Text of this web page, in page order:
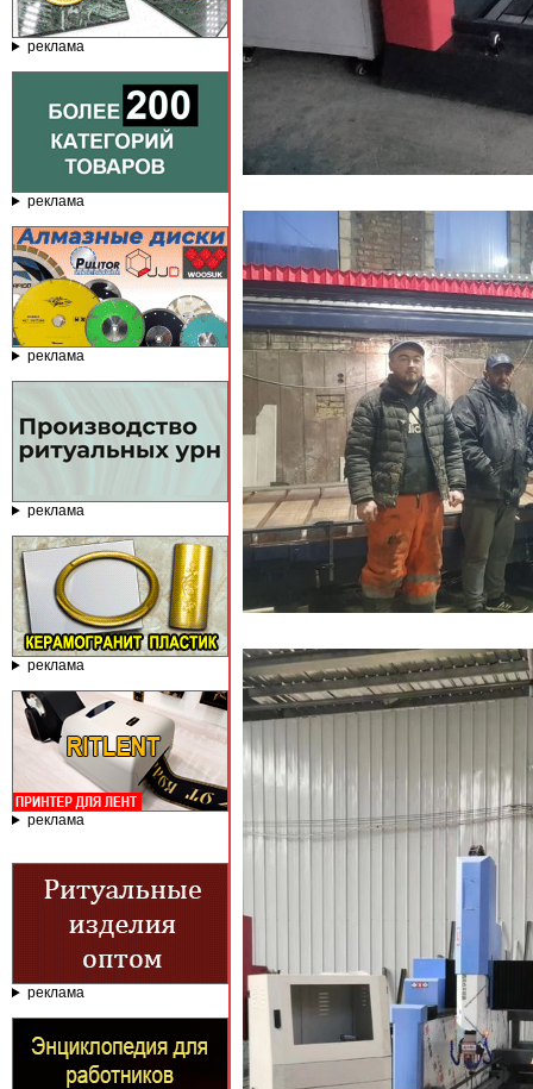
реклама
реклама
реклама
реклама
реклама
реклама
реклама